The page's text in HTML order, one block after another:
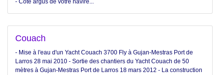
- Cote argus de votre navire...
Couach
- Mise à l'eau d'un Yacht Couach 3700 Fly à Gujan-Mestras Port de
Larros 28 mai 2010 - Sortie des chantiers du Yacht Couach de 50
mètres à Gujan-Mestras Port de Larros 18 mars 2012 - La construction